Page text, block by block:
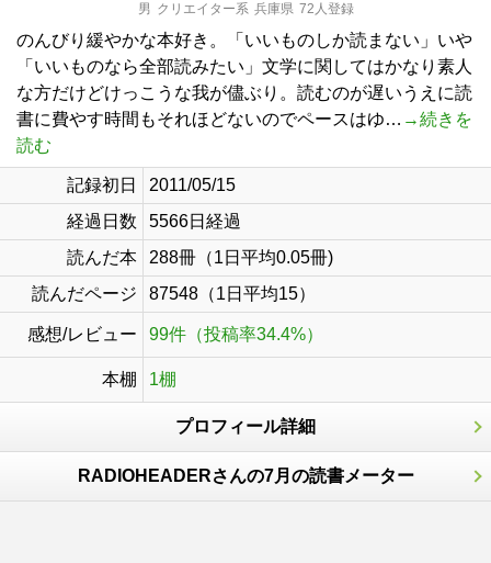
男 クリエイター系 兵庫県 72人登録
のんびり緩やかな本好き。「いいものしか読まない」いや
「いいものなら全部読みたい」文学に関してはかなり素人
な方だけどけっこうな我が儘ぶり。読むのが遅いうえに読
書に費やす時間もそれほどないのでペースはゆ… →続きを
読む
記録初日
2011/05/15
経過日数
5566日経過
読んだ本
288冊（1日平均0.05冊)
読んだページ
87548（1日平均15）
感想/レビュー 99件（投稿率34.4%）
本棚 1棚
プロフィール詳細
RADIOHEADERさんの7月の読書メーター